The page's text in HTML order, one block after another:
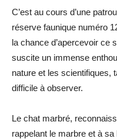
C’est au cours d’une
réserve faunique numéro
la chance d’apercevoir ce
suscite un immense
nature et les scientifiques,
difficile à observer.
Le chat marbré,
rappelant le marbre et à